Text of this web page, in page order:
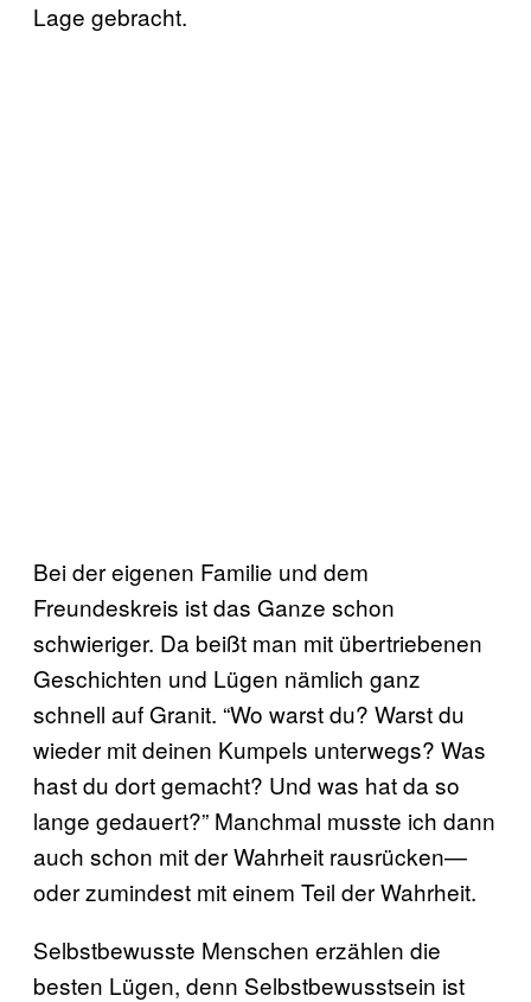
Lage gebracht.
Bei der eigenen Familie und dem
Freundeskreis ist das Ganze schon
schwieriger. Da beißt man mit übertriebenen
Geschichten und Lügen nämlich ganz
schnell auf Granit. “Wo warst du? Warst du
wieder mit deinen Kumpels unterwegs? Was
hast du dort gemacht? Und was hat da so
lange gedauert?” Manchmal musste ich dann
auch schon mit der Wahrheit rausrücken—
oder zumindest mit einem Teil der Wahrheit.
Selbstbewusste Menschen erzählen die
besten Lügen, denn Selbstbewusstsein ist